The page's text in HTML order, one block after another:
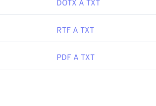
DOTX A TXT
RTF A TXT
PDF A TXT